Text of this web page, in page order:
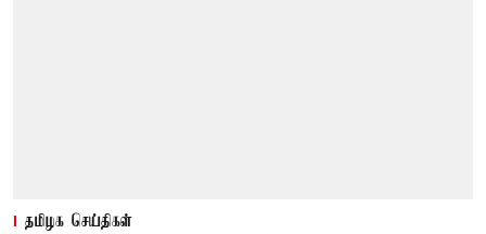
தமிழக செய்திகள்